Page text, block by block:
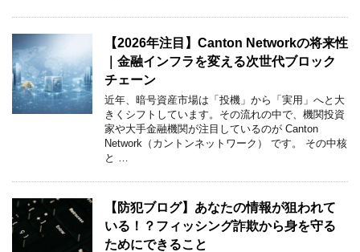
【2026年注目】Canton Networkの将来性
｜金融インフラを変える次世代ブロック
チェーン
近年、暗号資産市場は「投機」から「実用」へと大
きくシフトしています。その流れの中で、機関投資
家や大手金融機関が注目しているのが Canton
Network（カントンネットワーク） です。 その中核
と …
【防犯ブログ】あなたの情報が狙われて
いる！？フィッシング詐欺から身を守る
ためにできること